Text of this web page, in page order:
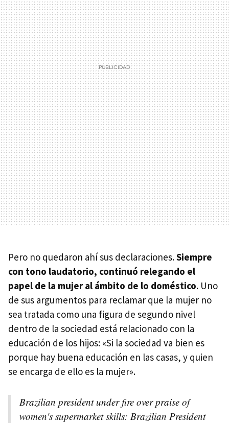
Pero no quedaron ahí sus declaraciones.Siempre
con tono laudatorio, continuó relegando el
papel de la mujer al ámbito de lo doméstico. Uno
de sus argumentos para reclamar que la mujer no
sea tratada como una figura de segundo nivel
dentro de la sociedad está relacionado con la
educación de los hijos: «Si la sociedad va bien es
porque hay buena educación en las casas, y quien
se encarga de ello es la mujer».
Brazilian president under fire over praise of
women's supermarket skills: Brazilian President